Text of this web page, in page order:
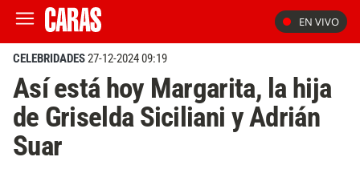
EN VIVO
CELEBRIDADES27-12-2024 09:19
Así está hoy Margarita, la hija
de Griselda Siciliani y Adrián
Suar